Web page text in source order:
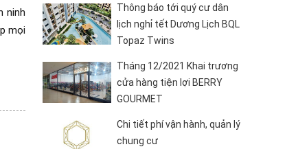
ninh
mọi
Thông báo tới quý cư dân
lịch nghỉ tết Dương Lịch BQL
Topaz Twins
Tháng 12/2021 Khai trương
cửa hàng tiện lợi BERRY
GOURMET
Chi tiết phí vận hành, quản lý
chung cư